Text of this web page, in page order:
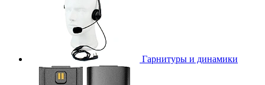
Гарнитуры и динамики